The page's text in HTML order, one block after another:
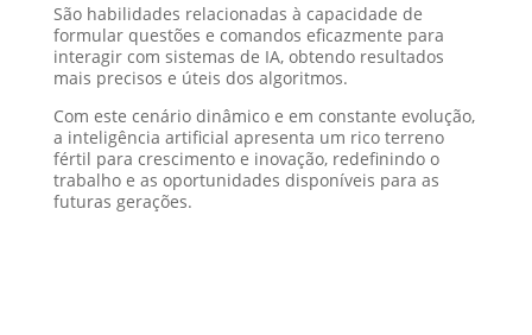
São habilidades relacionadas à capacidade de
formular questões e comandos eficazmente para
interagir com sistemas de IA, obtendo resultados
mais precisos e úteis dos algoritmos.
Com este cenário dinâmico e em constante evolução,
a inteligência artificial apresenta um rico terreno
fértil para crescimento e inovação, redefinindo o
trabalho e as oportunidades disponíveis para as
futuras gerações.